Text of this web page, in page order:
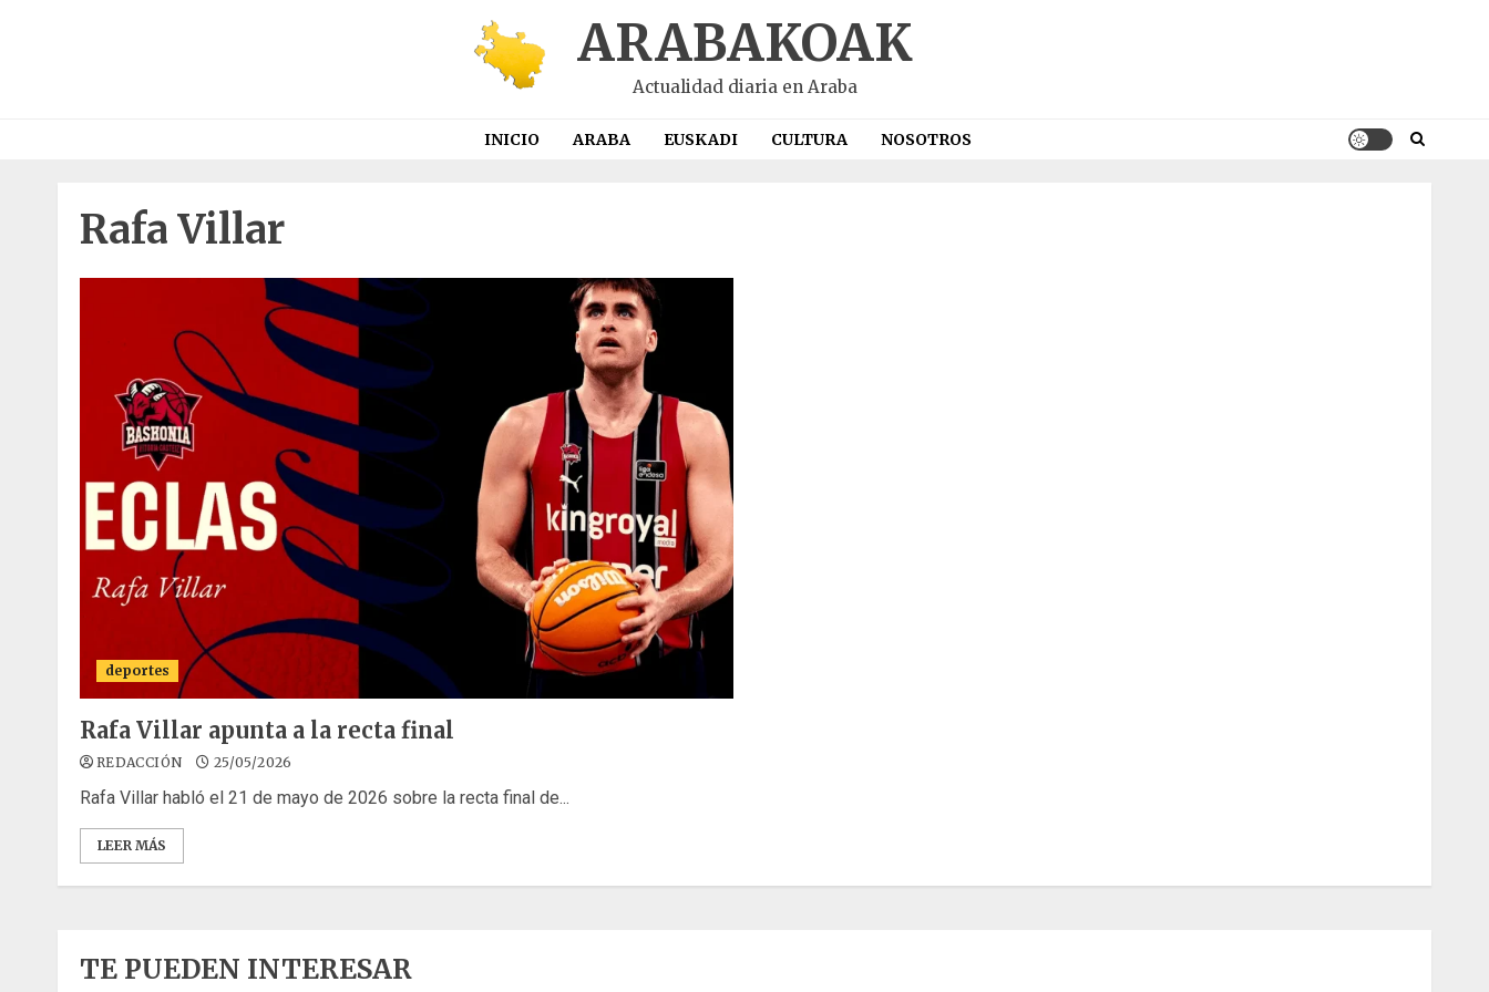
ARABAKOAK
Actualidad diaria en Araba
INICIO ARABA EUSKADI CULTURA NOSOTROS
Rafa Villar
deportes
Rafa Villar apunta a la recta final
REDACCIÓN 25/05/2026
Rafa Villar habló el 21 de mayo de 2026 sobre la recta final de...
LEER MÁS
TE PUEDEN INTERESAR